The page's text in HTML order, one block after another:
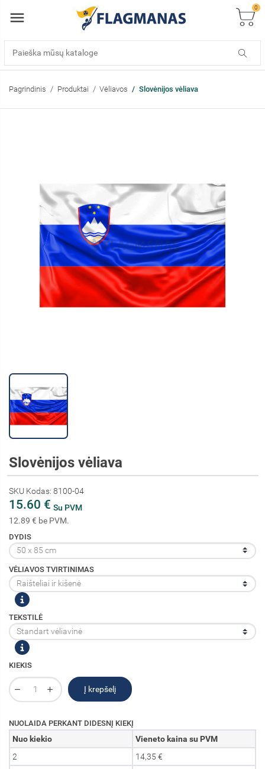
0
Pagrindinis Produktai Vėliavos Slovėnijos vėliava
Slovėnijos vėliava
SKU Kodas: 8100-04
15.60 € Su PVM
12.89 € be PVM.
DYDIS
VĖLIAVOS TVIRTINIMAS
TEKSTILĖ
KIEKIS
Į krepšelį
NUOLAIDA PERKANT DIDESNĮ KIEKĮ
Nuo kiekio
Vieneto kaina su PVM
2
14,35 €